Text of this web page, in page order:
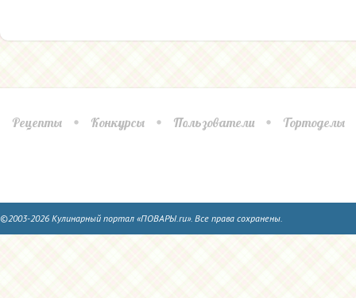
Рецепты Конкурсы Пользователи Тортоделы
©2003-2026 Кулинарный портал «ПОВАРЫ.ru». Все права сохранены.